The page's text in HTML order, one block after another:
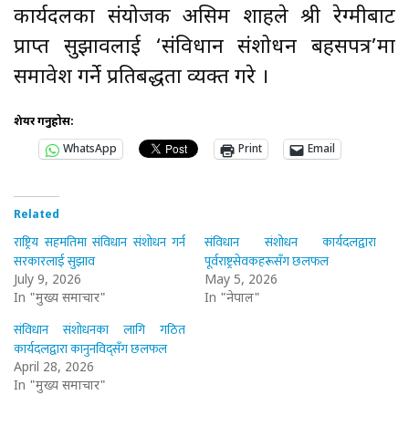
कार्यदलका संयोजक असिम शाहले श्री रेग्मीबाट
प्राप्त सुझावलाई ‘संविधान संशोधन बहसपत्र’मा
समावेश गर्ने प्रतिबद्धता व्यक्त गरे ।
शेयर गर्नुहोस:
WhatsApp
Print Email
Related
राष्ट्रिय सहमतिमा संविधान संशोधन गर्न
सरकारलाई सुझाव
July 9, 2026
In "मुख्य समाचार"
संविधान संशोधन कार्यदलद्वारा
पूर्वराष्ट्रसेवकहरूसँग छलफल
May 5, 2026
In "नेपाल"
संविधान संशोधनका लागि गठित
कार्यदलद्वारा कानुनविद्सँग छलफल
April 28, 2026
In "मुख्य समाचार"